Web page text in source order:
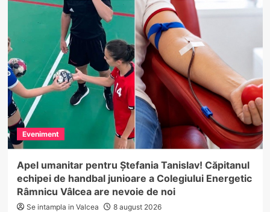
Eveniment
Apel umanitar pentru Ștefania Tanislav! Căpitanul
echipei de handbal junioare a Colegiului Energetic
Râmnicu Vâlcea are nevoie de noi
Se intampla in Valcea 8 august 2026